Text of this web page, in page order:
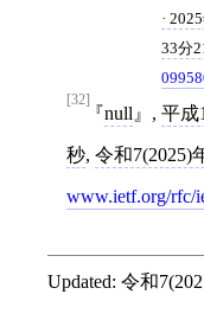
·
33分
[32]
null , 平成
秒, 令和7(2025)
www.ietf.org/rfc/
Updated: 令和